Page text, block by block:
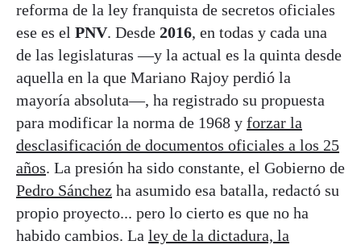
reforma de la ley franquista de secretos oficiales
ese es el PNV. Desde 2016, en todas y cada una
de las legislaturas —y la actual es la quinta desde
aquella en la que Mariano Rajoy perdió la
mayoría absoluta—, ha registrado su propuesta
para modificar la norma de 1968 y forzar la
desclasificación de documentos oficiales a los 25
años. La presión ha sido constante, el Gobierno de
Pedro Sánchez ha asumido esa batalla, redactó su
propio proyecto... pero lo cierto es que no ha
habido cambios. La ley de la dictadura, la